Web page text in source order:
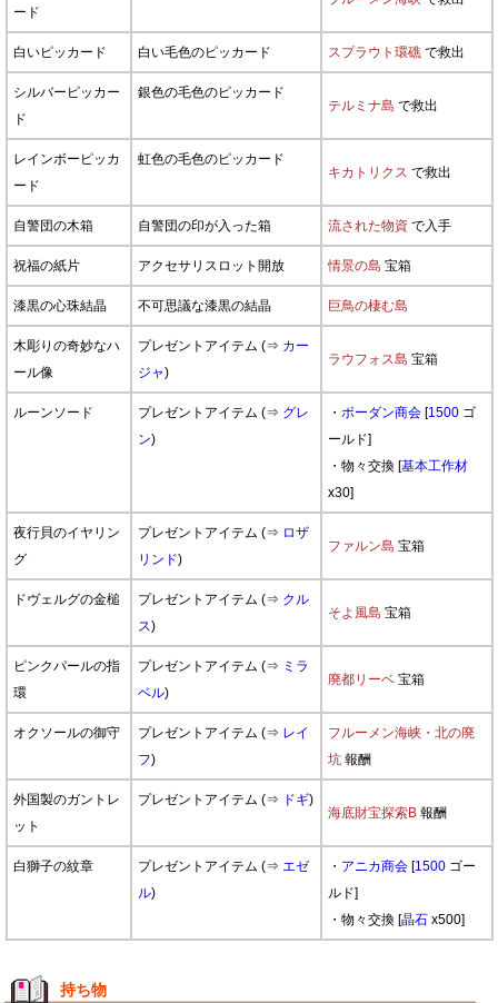
ード
白いピッカード 白い毛色のピッカード スプラウト環礁で救出
シルバーピッカー
ド
銀色の毛色のピッカード
テルミナ島 で救出
レインボーピッカ
ード
虹色の毛色のピッカード
キカトリクス で救出
自警団の木箱 自警団の印が入った箱 流された物資で入手
祝福の紙片 アクセサリスロット開放 情景の島 宝箱
漆黒の心珠結晶 不可思議な漆黒の結晶 巨鳥の棲む島
木彫りの奇妙なハ
ール像
プレゼントアイテム (⇒ カー
ジャ)
ラウフォス島 宝箱
ルーンソード プレゼントアイテム (⇒ グレ
ン)
・ ボーダン商会[1500ゴ
ールド]
・物々交換 [基本工作材
x30]
夜行貝のイヤリン
グ
プレゼントアイテム (⇒ ロザ
リンド)
ファルン島 宝箱
ドヴェルグの金槌 プレゼントアイテム (⇒ クル
ス)
そよ風島 宝箱
ピンクパールの指
環
プレゼントアイテム (⇒ ミラ
ベル)
廃都リーベ宝箱
オクソールの御守 プレゼントアイテム (⇒ レイ
フ)
フルーメン海峡・北の廃
坑報酬
外国製のガントレ
ット
プレゼントアイテム (⇒ ドギ)
海底財宝探索B報酬
白獅子の紋章 プレゼントアイテム (⇒ エゼ
ル)
・ アニカ商会[1500ゴー
ルド]
・物々交換 [晶石x500]
持ち物